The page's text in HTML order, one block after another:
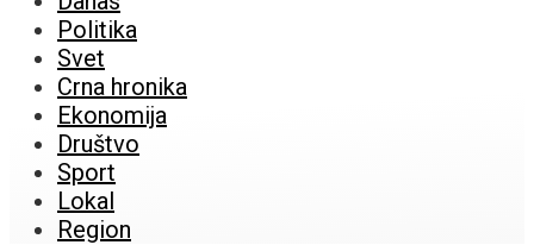
Politika
Svet
Crna hronika
Ekonomija
Društvo
Sport
Lokal
Region